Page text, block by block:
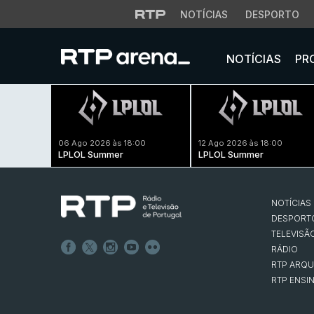
NOTÍCIAS DESPORTO
NOTÍCIAS
06 Ago 2026 às 18:00
LPLOL Summer
12 Ago 2026 às 18:00
LPLOL Summer
NOTÍCIAS
RÁDIO
RTP
RTP